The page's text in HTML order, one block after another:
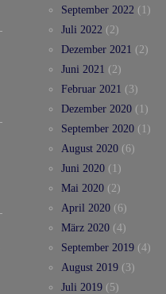
September 2022 (1)
Juli 2022 (2)
Dezember 2021 (2)
Juni 2021 (2)
Februar 2021 (3)
Dezember 2020 (1)
September 2020 (1)
August 2020 (6)
Juni 2020 (1)
Mai 2020 (2)
April 2020 (6)
März 2020 (4)
September 2019 (4)
August 2019 (3)
Juli 2019 (5)